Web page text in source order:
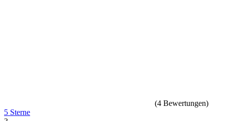
(4 Bewertungen)
5 Sterne